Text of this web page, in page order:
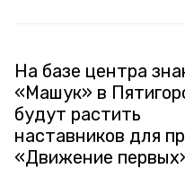
На базе центра
«Машук» в
будут растить
наставников для
«Движение